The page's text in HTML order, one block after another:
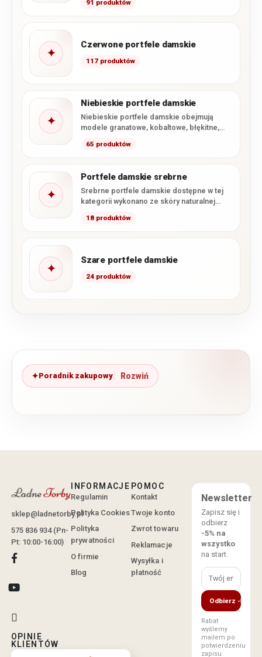
91 produktów
✦
Czerwone portfele damskie
117 produktów
✦
Niebieskie portfele damskie
Niebieskie portfele damskie obejmują
modele granatowe, kobaltowe, błękitne,
kategorii dominują portfele ze…
65 produktów
✦
Portfele damskie srebrne
Srebrne portfele damskie dostępne w tej
kategorii wykonano ze skóry naturalnej
obejmuje…
18 produktów
✦
Szare portfele damskie
24 produktów
Poradnik zakupowy
sklep@ladnetorby.pl
575 836 934 (Pn-
Pt: 10:00-16:00)
OPINIE
KLIENTÓW
INFORMACJE
Regulamin
Polityka Cookies
Polityka
prywatności
O firmie
Blog
POMOC
Kontakt
Twoje konto
Zwrot towaru
Reklamacje
Wysyłka i
płatność
Newsletter
Zapisz się i
odbierz
-5% na
wszystko
na start.
Odbierz -5%
Rabat
wyślemy
mailem po
potwierdzeniu
zapisu